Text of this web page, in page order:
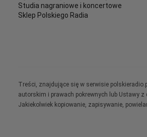
Studia nagraniowe i koncertowe
Sklep Polskiego Radia
Treści, znajdujące się w serwisie
autorskim i prawach pokrewnych lub Ustawy
Jakiekolwiek kopiowanie, zapisywanie,